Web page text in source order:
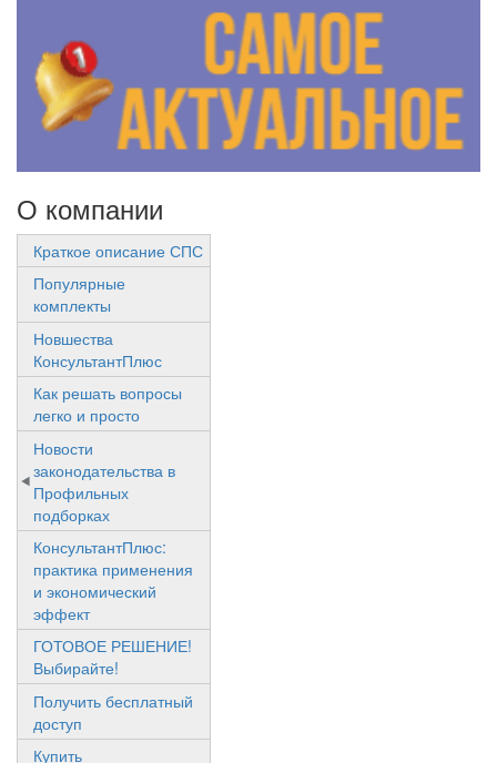
О компании
Краткое описание СПС
Популярные
комплекты
Новшества
КонсультантПлюс
Как решать вопросы
легко и просто
Новости
законодательства в
Профильных
подборках
КонсультантПлюс:
практика применения
и экономический
эффект
ГОТОВОЕ РЕШЕНИЕ!
Выбирайте!
Получить бесплатный
доступ
Купить